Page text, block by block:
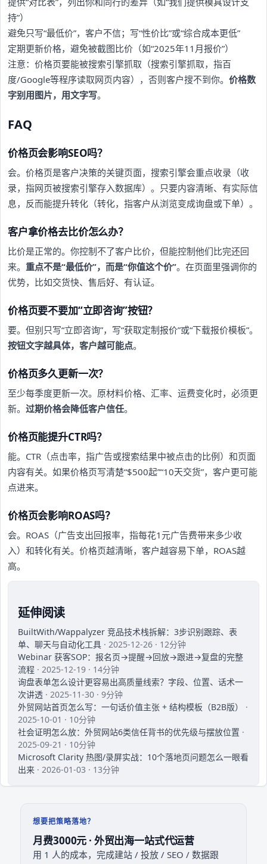
持”）
避免只写“最低价”，客户不信；写“性价比”或“综合成本更低”
定期更新价格，避免被截图比价（如“2025年11月报价”）
注意：价格页要能被搜索引擎抓取（搜索引擎抓取，指百
度/Google等程序读取网页内容），否则客户搜不到你。 价格数
字别用图片，用文字写。
FAQ
价格页会影响SEO吗？
会。价格页是客户决策的关键页面，搜索引擎会重点收录（收
录，指网页被搜索引擎存入数据库）。只要内容清晰、有实际信
息，反而能提升转化（转化，指客户从浏览变成询盘或下单）。
客户拿价格去比价怎么办？
比价是正常的。你控制不了客户比价，但能控制他们比完还回
来。 重点不是“最低价”，而是“你值这个价”。在页面里强调你的
优势，比如交货快、售后好、有认证。
价格页要不要加“立即咨询”按钮？
要。但别只写“立即咨询”，写“获取定制报价”或“下载报价模板”。
按钮文字越具体，客户越可能点。
价格页多久更新一次？
至少每季度更新一次。原材料价格、汇率、运费变化时，必须更
新。 过期价格会降低客户信任。
价格页能提升CTR吗？
能。CTR（点击率，指广告或搜索结果中被点击的比例）和页面
内容有关。如果价格页写清楚“$500起”“10天交货”，客户更可能
点进来。
价格页会影响ROAS吗？
会。ROAS（广告支出回报率，指每花1元广告费带来多少收
入）和转化有关。价格页越清晰，客户越容易下单，ROAS越
高。
延伸阅读
BuiltWith/Wappalyzer 竞品技术栈拆解：3步识别跟踪、表
单、聊天与自动化工具 · 2025-12-26 · 12分钟
Webinar 获客SOP：报名页→提醒→回放→跟进→复盘的完整
流程 · 2025-12-19 · 14分钟
询盘表单怎么设计更容易出高质量线索？字段、位置、话术一
次讲透 · 2025-11-30 · 9分钟
外贸网站首页怎么写：一句话价值主张 + 结构模板（B2B版）
·
2025-10-01 · 10分钟
社会证明怎么放：外贸网站6类信任背书的优先级与摆放位置 ·
2025-09-21 · 10分钟
Microsoft Clarity 热图/录屏实战：10个落地页问题怎么一眼看
出来 · 2026-01-03 · 13分钟
想要把策略落地？
月费3000元 · 外贸出海一站式代运营
用 1 人的成本，完成建站 / 投放 / SEO / 数据跟